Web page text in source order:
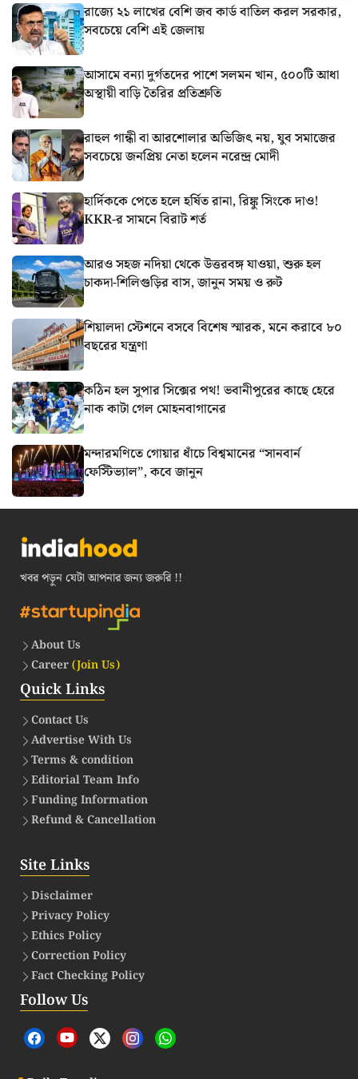
রাজ্যে ২১ লাখের বেশি জব কার্ড বাতিল করল সরকার,
সবচেয়ে বেশি এই জেলায়
আসামে বন্যা দুর্গতদের পাশে সলমন খান, ৫০০টি আধা
অস্থায়ী বাড়ি তৈরির প্রতিশ্রুতি
রাহুল গান্ধী বা আরশোলার অভিজিৎ নয়, যুব সমাজের
সবচেয়ে জনপ্রিয় নেতা হলেন নরেন্দ্র মোদী
হার্দিককে পেতে হলে হর্ষিত রানা, রিঙ্কু সিংকে দাও!
KKR-র সামনে বিরাট শর্ত
আরও সহজ নদিয়া থেকে উত্তরবঙ্গ যাওয়া, শুরু হল
চাকদা-শিলিগুড়ির বাস, জানুন সময় ও রুট
শিয়ালদা স্টেশনে বসবে বিশেষ স্মারক, মনে করাবে ৮০
বছরের যন্ত্রণা
কঠিন হল সুপার সিক্সের পথ! ভবানীপুরের কাছে হেরে
নাক কাটা গেল মোহনবাগানের
মন্দারমণিতে গোয়ার ধাঁচে বিশ্বমানের “সানবার্ন
ফেস্টিভ্যাল”, কবে জানুন
খবর পড়ুন যেটা আপনার জন্য জরুরি !!
About Us
Career(Join Us)
Quick Links
Contact Us
Advertise With Us
Terms & condition
Editorial Team Info
Funding Information
Refund & Cancellation
Site Links
Disclaimer
Privacy Policy
Ethics Policy
Correction Policy
Fact Checking Policy
Follow Us